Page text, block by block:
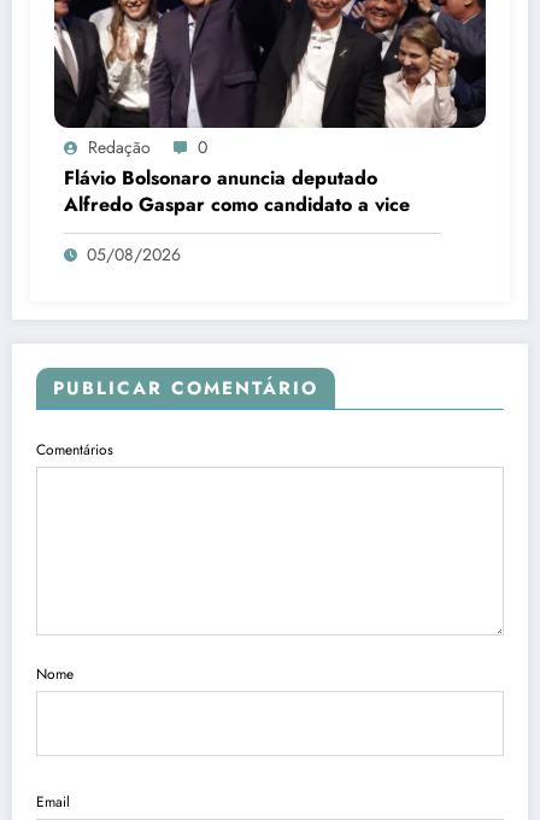
Redação 0
Flávio Bolsonaro anuncia deputado
Alfredo Gaspar como candidato a vice
05/08/2026
PUBLICAR COMENTÁRIO
Comentários
Nome
Email